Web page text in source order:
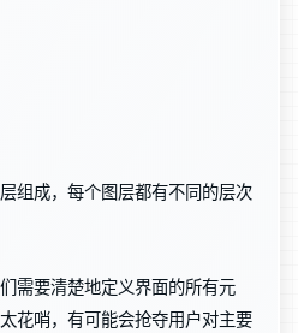
组成，每个图层都有不同的层次
需要清楚地定义界面的所有元
花哨，有可能会抢夺用户对主要